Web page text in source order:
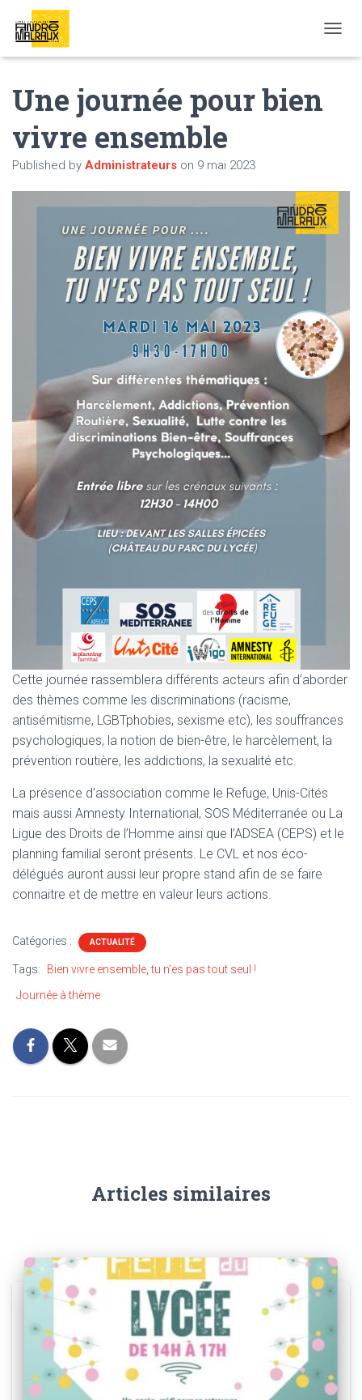
Une journée pour bien
vivre ensemble
Published by Administrateurs on 9 mai 2023
Cette journée rassemblera différents acteurs afin d’aborder
des thèmes comme les discriminations (racisme,
antisémitisme, LGBTphobies, sexisme etc), les souffrances
psychologiques, la notion de bien-être, le harcèlement, la
prévention routière, les addictions, la sexualité etc.
La présence d’association comme le Refuge, Unis-Cités
mais aussi Amnesty International, SOS Méditerranée ou La
Ligue des Droits de l’Homme ainsi que l’ADSEA (CEPS) et le
planning familial seront présents. Le CVL et nos éco-
délégués auront aussi leur propre stand afin de se faire
connaitre et de mettre en valeur leurs actions.
Catégories : ACTUALITÉ
Tags:
Bien vivre ensemble, tu n’es pas tout seul !
Journée à thème
Articles similaires